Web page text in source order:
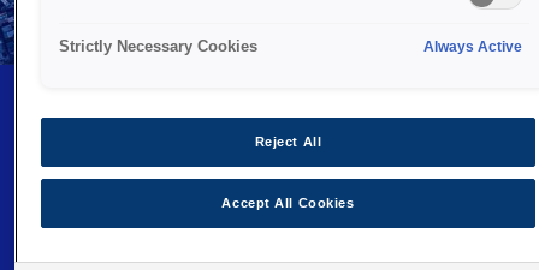
Инженерлік болашақ 2035
Epson компаниясының көзқарасы – тиімді, ықшам және дәл
технологиялар арқылы тұрақты дамуға қол жеткізу және
практикалық іске асырумен ұштастыра отырып, біз
Strictly Necessary Cookies Always Active
Reject All
Accept All Cookies